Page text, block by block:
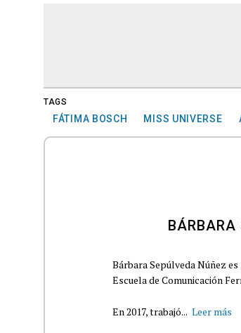
TAGS
FÁTIMA BOSCH MISS UNIVERSE
BÁRBARA
Bárbara Sepúlveda Núñez
Escuela de Comunicación
En 2017, trabajó... Leer más